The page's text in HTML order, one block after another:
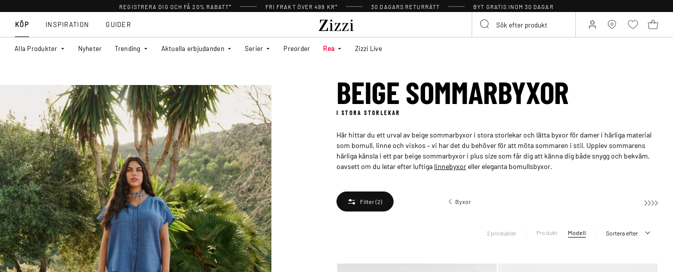
REGISTRERA DIG OCH FÅ 20% RABATT* FRI FRAKT ÖVER 499 KR* 30 DAGARS RETURRÄTT BYT GRATIS INOM 30 DAGAR
KÖP
Alla Produkter Nyheter Trending Aktuella erbjudanden Serier Preorder Rea Zizzi Live
INSPIRATION GUIDER
BEIGE SOMMARBYXOR
I STORA STORLEKAR
Här hittar du ett urval av beige sommarbyxor i stora storlekar och lätta byxor för damer i härliga material
som bomull, linne och viskos – vi har det du behöver för att möta sommaren i stil. Upplev sommarens
härliga känsla i ett par beige sommarbyxor i plus size som får dig att känna dig både snygg och bekväm,
oavsett om du letar efter luftiga linnebyxor eller eleganta bomullsbyxor.
Filter(2) Byxor
2 produkter Produkt Modell Sortera efter